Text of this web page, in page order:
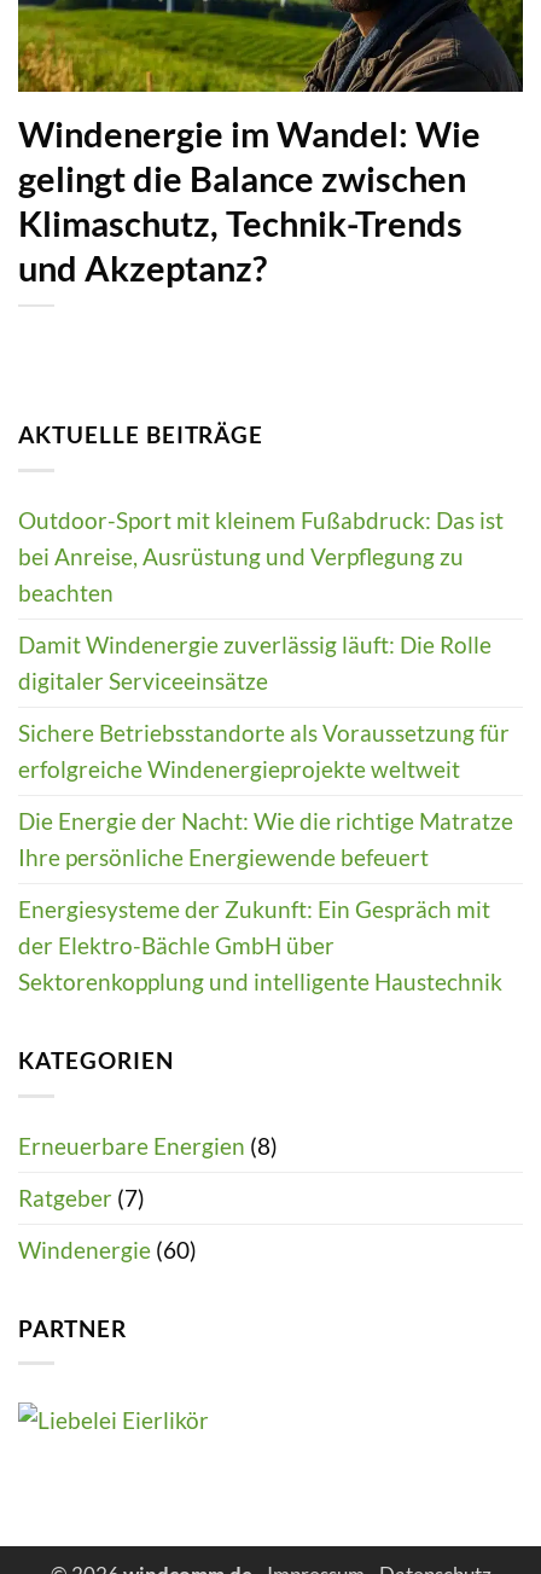
Windenergie im Wandel: Wie
gelingt die Balance zwischen
Klimaschutz, Technik-Trends
und Akzeptanz?
AKTUELLE BEITRÄGE
Outdoor-Sport mit kleinem Fußabdruck: Das ist
bei Anreise, Ausrüstung und Verpflegung zu
beachten
Damit Windenergie zuverlässig läuft: Die Rolle
digitaler Serviceeinsätze
Sichere Betriebsstandorte als Voraussetzung für
erfolgreiche Windenergieprojekte weltweit
Die Energie der Nacht: Wie die richtige Matratze
Ihre persönliche Energiewende befeuert
Energiesysteme der Zukunft: Ein Gespräch mit
der Elektro-Bächle GmbH über
Sektorenkopplung und intelligente Haustechnik
KATEGORIEN
Erneuerbare Energien (8)
Ratgeber (7)
Windenergie (60)
PARTNER